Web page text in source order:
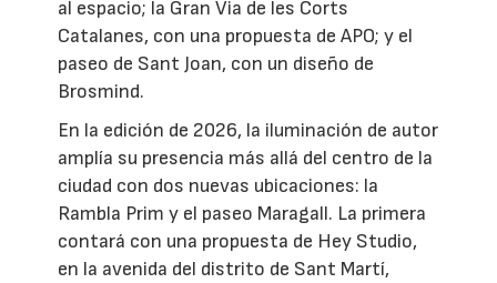
al espacio; la Gran Via de les Corts
Catalanes, con una propuesta de APO; y el
paseo de Sant Joan, con un diseño de
Brosmind.
En la edición de 2026, la iluminación de autor
amplía su presencia más allá del centro de la
ciudad con dos nuevas ubicaciones: la
Rambla Prim y el paseo Maragall. La primera
contará con una propuesta de Hey Studio,
en la avenida del distrito de Sant Martí,